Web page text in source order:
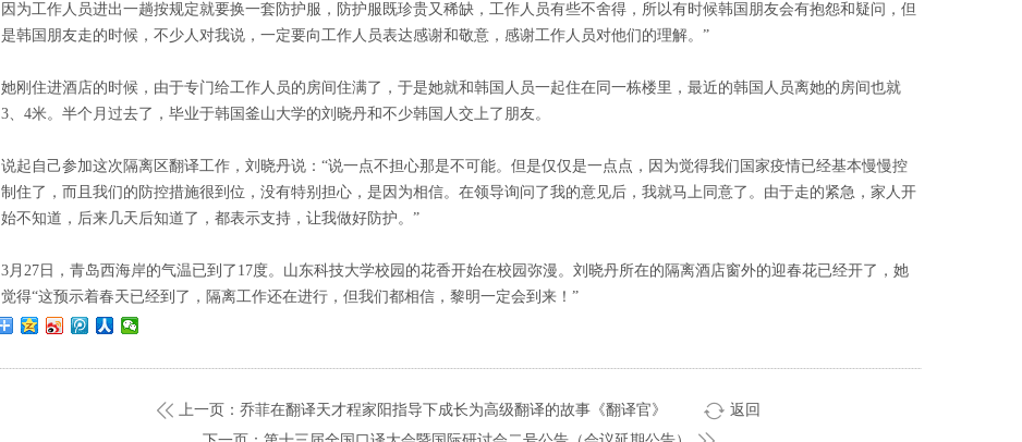
因为工作人员进出一趟按规定就要换一套防护服，防护服既珍贵又稀缺，工作人员有些不舍得，所以有时候韩国朋友会有抱怨和疑问，但
是韩国朋友走的时候，不少人对我说，一定要向工作人员表达感谢和敬意，感谢工作人员对他们的理解。”
她刚住进酒店的时候，由于专门给工作人员的房间住满了，于是她就和韩国人员一起住在同一栋楼里，最近的韩国人员离她的房间也就
3、4米。半个月过去了，毕业于韩国釜山大学的刘晓丹和不少韩国人交上了朋友。
说起自己参加这次隔离区翻译工作，刘晓丹说：“说一点不担心那是不可能。但是仅仅是一点点，因为觉得我们国家疫情已经基本慢慢控
制住了，而且我们的防控措施很到位，没有特别担心，是因为相信。在领导询问了我的意见后，我就马上同意了。由于走的紧急，家人开
始不知道，后来几天后知道了，都表示支持，让我做好防护。”
3月27日，青岛西海岸的气温已到了17度。山东科技大学校园的花香开始在校园弥漫。刘晓丹所在的隔离酒店窗外的迎春花已经开了，她
觉得“这预示着春天已经到了，隔离工作还在进行，但我们都相信，黎明一定会到来！”
上一页：乔菲在翻译天才程家阳指导下成长为高级翻译的故事《翻译官》
返回